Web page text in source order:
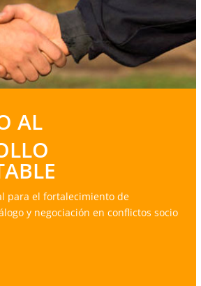
AL
para el fortalecimiento de
y negociación en conflictos socio